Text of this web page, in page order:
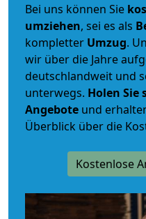
Bei uns können Sie
umziehen, sei es als
kompletter Umzug.
wir über die Jahre
deutschlandweit und
unterwegs. Holen Sie
Angebote und
Überblick über die
Kostenlose